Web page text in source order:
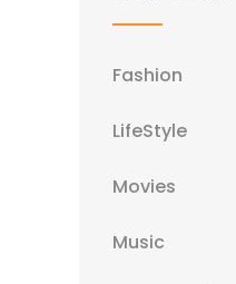
Fashion
LifeStyle
Movies
Music